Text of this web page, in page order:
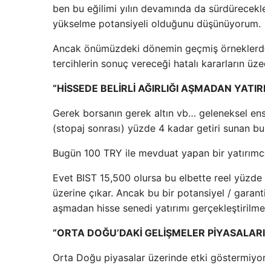
ben bu eğilimi yılın devamında da
yükselme potansiyeli olduğunu düşünüyorum.
Ancak önümüzdeki dönemin geçmiş
tercihlerin sonuç vereceği hatalı kararların
“HİSSEDE BELİRLİ AĞIRLIĞI AŞMADAN
Gerek borsanın gerek altın vb… geleneksel
(stopaj sonrası) yüzde 4 kadar getiri sunan
Bugün 100 TRY ile mevduat yapan bir
Evet BIST 15,500 olursa bu elbette reel
üzerine çıkar. Ancak bu bir potansiyel /
aşmadan hisse senedi yatırımı
“ORTA DOĞU’DAKİ GELİŞMELER
Orta Doğu piyasalar üzerinde etki